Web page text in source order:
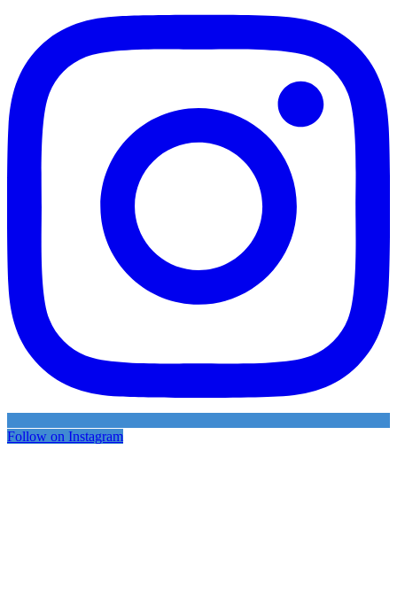
Follow on Instagram